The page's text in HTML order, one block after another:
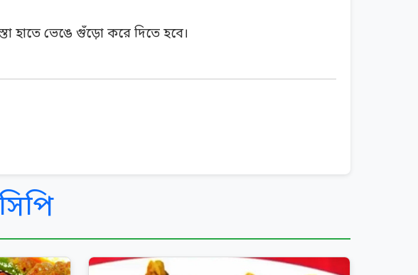
হাতে ভেঙে গুঁড়ো করে দিতে হবে।